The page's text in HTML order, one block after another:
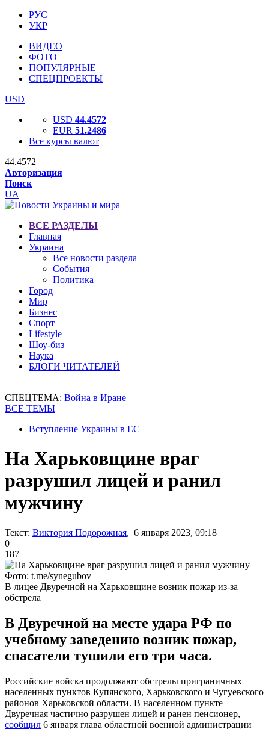
РУС
УКР
ВИДЕО
ФОТО
ПОПУЛЯРНЫЕ
СПЕЦПРОЕКТЫ
USD
USD 44.4572
EUR 51.2486
Все курсы валют
44.4572
Авторизация
Поиск
UA
ВСЕ РАЗДЕЛЫ
Главная
Украина
Все новости раздела
События
Политика
Город
Мир
Бизнес
Спорт
Lifestyle
Шоу-биз
Наука
БЛОГИ ЧИТАТЕЛЕЙ
СПЕЦТЕМА: Война в Иране
ВСЕ ТЕМЫ
Вступление Украины в ЕС
На Харьковщине враг
разрушил лицей и ранил
мужчину
Текст: Виктория Подорожная, 6 января 2023, 09:18
0
187
Фото: t.me/synegubov
В лицее Двуречной на Харьковщине возник пожар из-за
обстрела
В Двуречной на месте удара РФ по
учебному заведению возник пожар,
спасатели тушили его три часа.
Российские войска продолжают обстрелы приграничных
населенных пунктов Купянского, Харьковского и Чугуевского
районов Харьковской области. В населенном пункте
Двуречная частично разрушен лицей и ранен пенсионер,
сообщил 6 января глава областной военной администрации